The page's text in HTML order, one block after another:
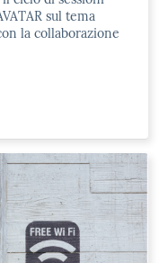
sul tema
la collaborazione